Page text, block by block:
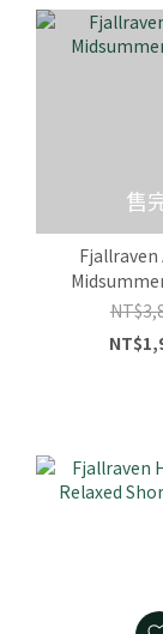
售
Fjallraven